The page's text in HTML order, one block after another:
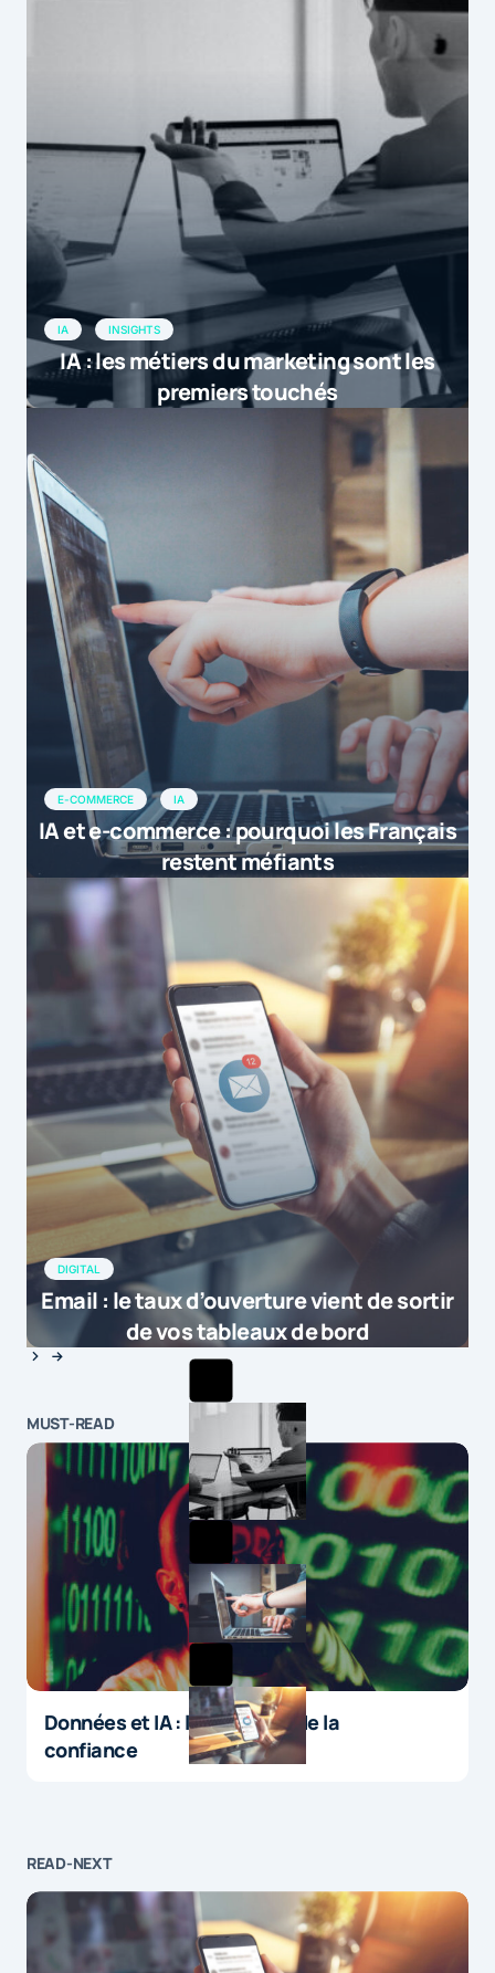
IA INSIGHTS
IA : les métiers du marketing sont les
premiers touchés
E-COMMERCE IA
IA et e-commerce : pourquoi les Français
restent méfiants
DIGITAL
Email : le taux d’ouverture vient de sortir
de vos tableaux de bord
MUST-READ
Données et IA : le paradoxe de la
confiance
READ-NEXT